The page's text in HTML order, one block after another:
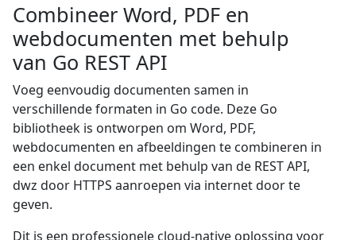
Combineer Word, PDF en
webdocumenten met behulp
van Go REST API
Voeg eenvoudig documenten samen in
verschillende formaten in Go code. Deze Go
bibliotheek is ontworpen om Word, PDF,
webdocumenten en afbeeldingen te combineren in
een enkel document met behulp van de REST API,
dwz door HTTPS aanroepen via internet door te
geven.
Dit is een professionele cloud-native oplossing voor